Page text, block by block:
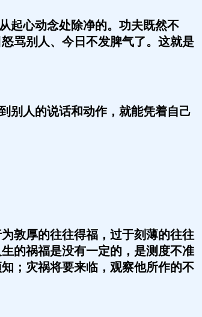
起心动念处除净的。功夫既然不
骂别人、今日不发脾气了。这就是
别人的说话和动作，就能凭着自己
敦厚的往往得福，过于刻薄的往往
的祸福是没有一定的，是测度不准
；灾祸将要来临，观察他所作的不